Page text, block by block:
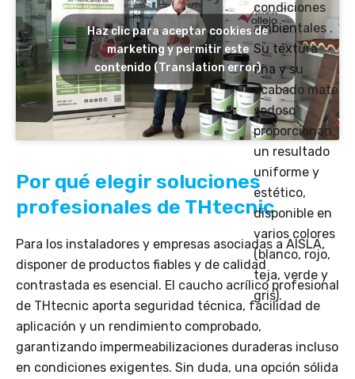
condiciones
ambientales .
Su textura
fina y su
acabado mate
sedoso
proporcionan
un resultado
uniforme y
estético,
disponible en
varios colores
(blanco, rojo,
teja, verde y
gris).
Haz clic para aceptar cookies de
marketing y permitir este
contenido (Translation error)
Por qué elegir soluciones
profesionales de THtecnic
Para los instaladores y empresas asociadas a AISLA,
disponer de productos fiables y de calidad
contrastada es esencial. El caucho acrílico profesional
de THtecnic aporta seguridad técnica, facilidad de
aplicación y un rendimiento comprobado,
garantizando impermeabilizaciones duraderas incluso
en condiciones exigentes. Sin duda, una opción sólida